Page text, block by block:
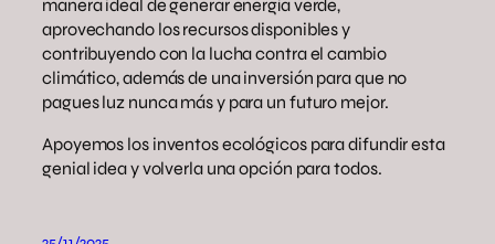
manera ideal de generar energía verde,
aprovechando los recursos disponibles y
contribuyendo con la lucha contra el cambio
climático, además de una inversión para que no
pagues luz nunca más y para un futuro mejor.
Apoyemos los inventos ecológicos para difundir esta
genial idea y volverla una opción para todos.